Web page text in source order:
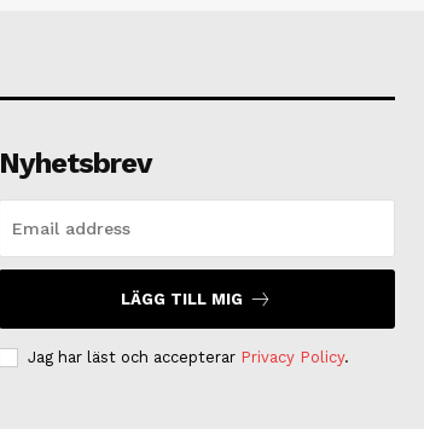
Nyhetsbrev
LÄGG TILL MIG
Jag har läst och accepterar Privacy Policy.